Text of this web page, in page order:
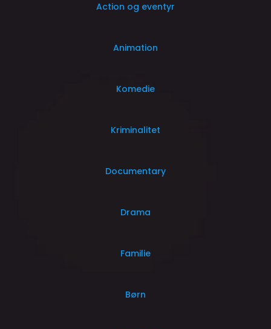
Action og eventyr
Animation
Komedie
Kriminalitet
Documentary
Drama
Familie
Børn